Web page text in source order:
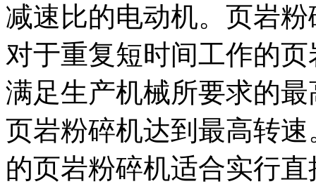
减速比的电动机。页岩
对于重复短时间工作的
满足生产机械所要求的
页岩粉碎机达到最高转
的页岩粉碎机适合实行